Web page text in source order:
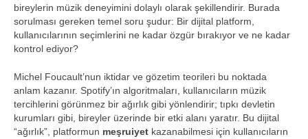
bireylerin müzik deneyimini dolaylı olarak şekillendirir. Burada
sorulması gereken temel soru şudur: Bir dijital platform,
kullanıcılarının seçimlerini ne kadar özgür bırakıyor ve ne kadar
kontrol ediyor?
Michel Foucault’nun iktidar ve gözetim teorileri bu noktada
anlam kazanır. Spotify’ın algoritmaları, kullanıcıların müzik
tercihlerini görünmez bir ağırlık gibi yönlendirir; tıpkı devletin
kurumları gibi, bireyler üzerinde bir etki alanı yaratır. Bu dijital
“ağırlık”, platformun meşruiyet kazanabilmesi için kullanıcıların